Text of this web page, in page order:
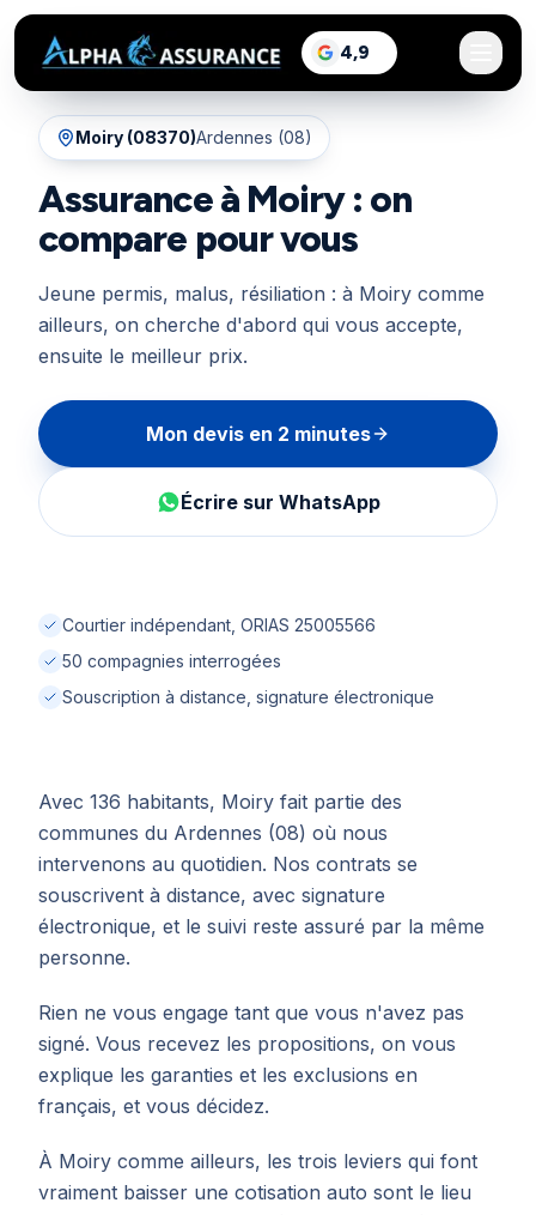
4,9
sur Google, voir les
Moiry (08370)Ardennes (08)
Assurance à Moiry : on
compare pour vous
Jeune permis, malus, résiliation : à Moiry comme
ailleurs, on cherche d'abord qui vous accepte,
ensuite le meilleur prix.
Mon devis en 2 minutes
Écrire sur WhatsApp
Courtier indépendant, ORIAS 25005566
50 compagnies interrogées
Souscription à distance, signature électronique
Avec 136 habitants, Moiry fait partie des
communes du Ardennes (08) où nous
intervenons au quotidien. Nos contrats se
souscrivent à distance, avec signature
électronique, et le suivi reste assuré par la même
personne.
Rien ne vous engage tant que vous n'avez pas
signé. Vous recevez les propositions, on vous
explique les garanties et les exclusions en
français, et vous décidez.
À Moiry comme ailleurs, les trois leviers qui font
vraiment baisser une cotisation auto sont le lieu